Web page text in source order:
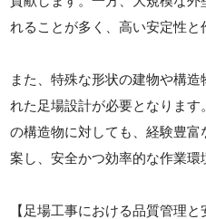
れることが多く、高い安定性と
また、特殊な形状の建物や構
れた足場設計が必要となりま
の構造物に対しても、経験豊
案し、安全かつ効率的な作業環
【足場工事における品質管理と